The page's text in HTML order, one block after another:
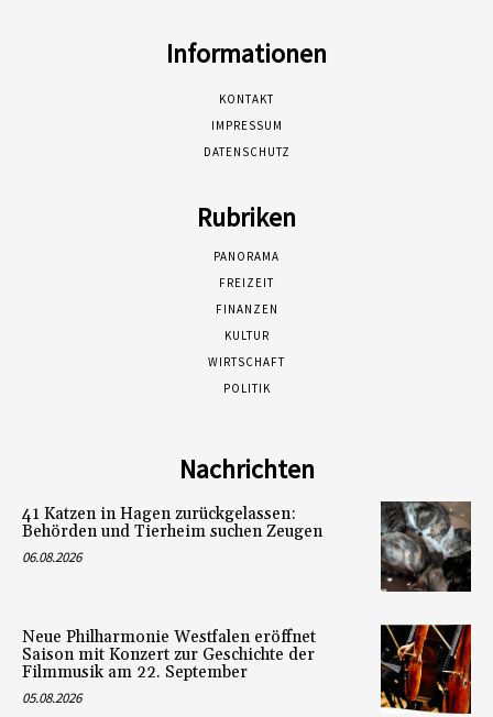
Informationen
KONTAKT
IMPRESSUM
DATENSCHUTZ
Rubriken
PANORAMA
FREIZEIT
FINANZEN
KULTUR
WIRTSCHAFT
POLITIK
Nachrichten
41 Katzen in Hagen zurückgelassen:
Behörden und Tierheim suchen Zeugen
06.08.2026
Neue Philharmonie Westfalen eröffnet
Saison mit Konzert zur Geschichte der
Filmmusik am 22. September
05.08.2026